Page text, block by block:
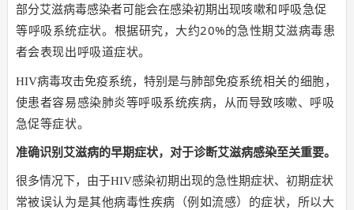
部分艾滋病毒感染者可能会在感染初期出现咳嗽和呼吸急促
等呼吸系统症状。 根据研究，大约20%的急性期艾滋病毒患
者会表现出呼吸道症状。
HIV病毒攻击免疫系统，特别是与肺部免疫系统相关的细胞，
使患者容易感染肺炎等呼吸系统疾病，从而导致咳嗽、呼吸
急促等症状。
准确识别艾滋病的早期症状，对于诊断艾滋病感染至关重要。
很多情况下，由于HIV感染初期出现的急性期症状、初期症状
常被误认为是其他病毒性疾病（例如流感）的症状，所以大